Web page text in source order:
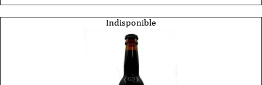
Indisponible